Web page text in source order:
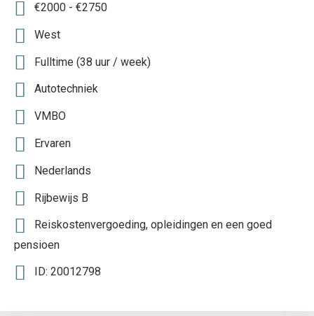
€2000 - €2750
West
Fulltime (38 uur / week)
Autotechniek
VMBO
Ervaren
Nederlands
Rijbewijs B
Reiskostenvergoeding, opleidingen en een goed
pensioen
ID: 20012798